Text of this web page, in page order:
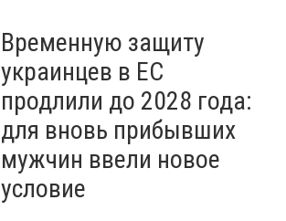
Временную защиту
украинцев в ЕС
продлили до 2028 года:
для вновь прибывших
мужчин ввели новое
условие